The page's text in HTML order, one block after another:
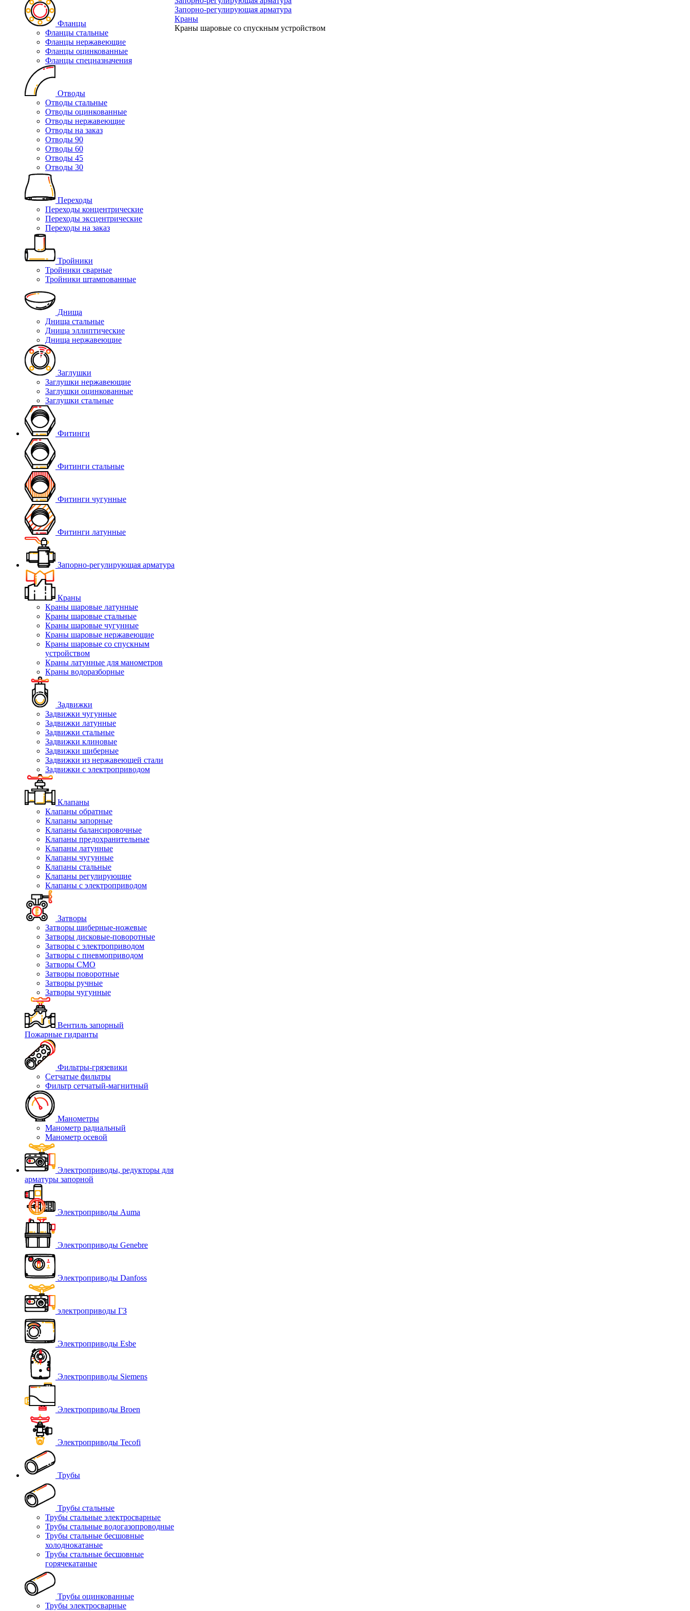
Фланцы
Фланцы стальные
Фланцы нержавеющие
Фланцы оцинкованные
Фланцы спецназначения
Отводы
Отводы стальные
Отводы оцинкованные
Отводы нержавеющие
Отводы на заказ
Отводы 90
Отводы 60
Отводы 45
Отводы 30
Переходы
Переходы концентрические
Переходы эксцентрические
Переходы на заказ
Тройники
Тройники сварные
Тройники штампованные
Днища
Днища стальные
Днища эллиптические
Днища нержавеющие
Заглушки
Заглушки нержавеющие
Заглушки оцинкованные
Заглушки стальные
Фитинги
Фитинги стальные
Фитинги чугунные
Фитинги латунные
Запорно-регулирующая арматура
Краны
Краны шаровые латунные
Краны шаровые стальные
Краны шаровые чугунные
Краны шаровые нержавеющие
Краны шаровые со спускным
устройством
Краны латунные для манометров
Краны водоразборные
Задвижки
Задвижки чугунные
Задвижки латунные
Задвижки стальные
Задвижки клиновые
Задвижки шиберные
Задвижки из нержавеющей стали
Задвижки с электроприводом
Клапаны
Клапаны обратные
Клапаны запорные
Клапаны балансировочные
Клапаны предохранительные
Клапаны латунные
Клапаны чугунные
Клапаны стальные
Клапаны регулирующие
Клапаны с электроприводом
Затворы
Затворы шиберные-ножевые
Затворы дисковые-поворотные
Затворы с электроприводом
Затворы с пневмоприводом
Затворы СМО
Затворы поворотные
Затворы ручные
Затворы чугунные
Вентиль запорный
Пожарные гидранты
Фильтры-грязевики
Сетчатые фильтры
Фильтр сетчатый-магнитный
Манометры
Манометр радиальный
Манометр осевой
Электроприводы, редукторы для
арматуры запорной
Электроприводы Auma
Электроприводы Genebre
Электроприводы Danfoss
электроприводы ГЗ
Электроприводы Esbe
Электроприводы Siemens
Электроприводы Broen
Электроприводы Tecofi
Трубы
Трубы стальные
Трубы стальные электросварные
Трубы стальные водогазопроводные
Трубы стальные бесшовные
холоднокатаные
Трубы стальные бесшовные
горячекатаные
Трубы оцинкованные
Трубы электросварные
Запорно-регулирующая арматура
Краны
Краны шаровые со спускным устройством